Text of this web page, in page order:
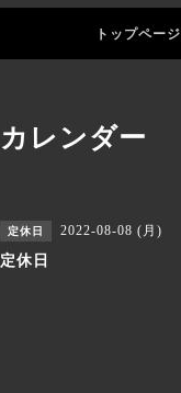
トップページ
カレンダー
定休日 2022-08-08 (月)
定休日